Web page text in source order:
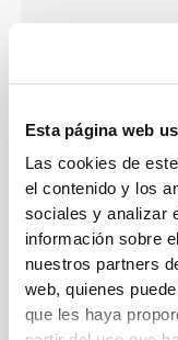
Esta página web
Las cookies de
el contenido y los
sociales y analizar
información sobre
nuestros partners
web, quienes
que les haya
LA
Cierres de
Información y